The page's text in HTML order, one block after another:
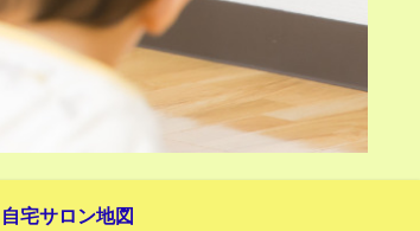
自宅サロン地図